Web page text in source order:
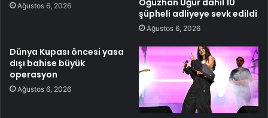
Ağustos 6, 2026
şüpheli adliyeye sevk edildi
Ağustos 6, 2026
Dünya Kupası öncesi yasa
dışı bahise büyük
operasyon
Ağustos 6, 2026